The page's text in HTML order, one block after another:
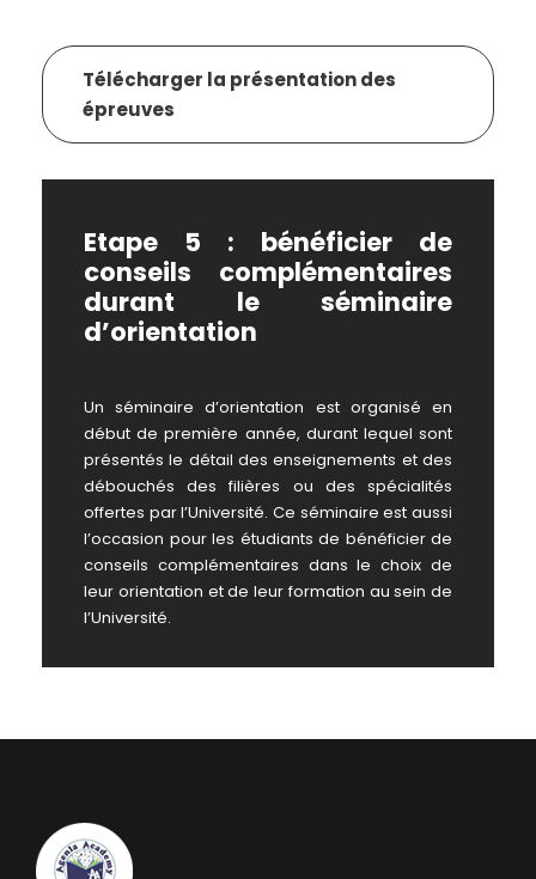
Télécharger la présentation des
épreuves
Etape 5 : bénéficier de
conseils complémentaires
durant le séminaire
d’orientation
Un séminaire d’orientation est organisé en
début de première année, durant lequel sont
présentés le détail des enseignements et des
débouchés des filières ou des spécialités
offertes par l’Université. Ce séminaire est aussi
l’occasion pour les étudiants de bénéficier de
conseils complémentaires dans le choix de
leur orientation et de leur formation au sein de
l’Université.